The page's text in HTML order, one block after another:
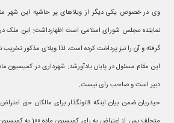
وی در خصوص یکی دیگر از ویلاهای پر حاشیه این شهر
گرفته و آن را نیز پرداخت کرده است، لذا ویلای مذکور
دبیر است و صاحب رای نیست.
حیدریان ضمن بیان اینکه قانونگذار برای مالکان حق